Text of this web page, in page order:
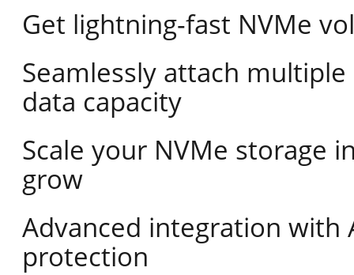
Get lightning-fast NVMe
Seamlessly attach
data capacity
Scale your NVMe storage
grow
Advanced integration with
protection